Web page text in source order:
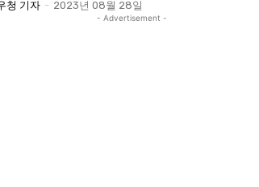
청 기자 - 2023년 08월 28일
- Advertisement -